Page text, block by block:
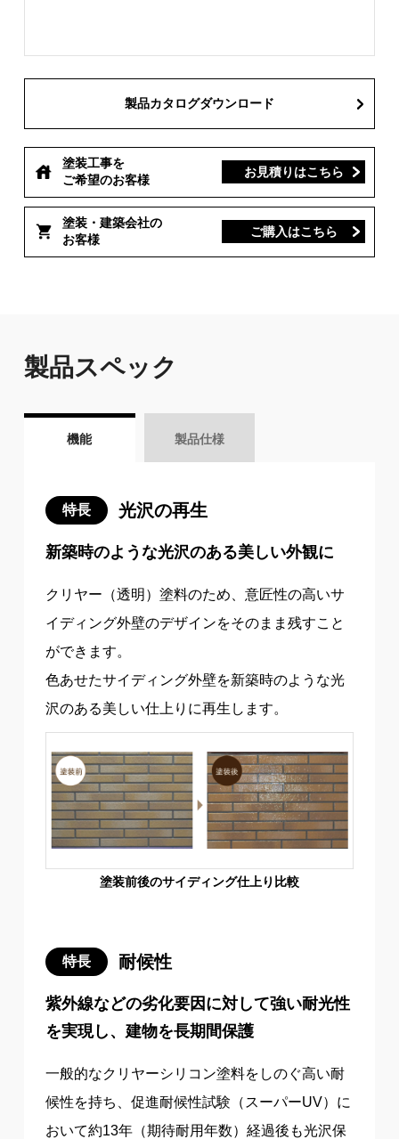
製品カタログダウンロード
塗装工事を
ご希望のお客様
お見積りはこちら
塗装・建築会社の
お客様
ご購入はこちら
製品スペック
機能 製品仕様
特長 光沢の再生
新築時のような光沢のある美しい外観に
クリヤー（透明）塗料のため、意匠性の高いサ
イディング外壁のデザインをそのまま残すこと
ができます。
色あせたサイディング外壁を新築時のような光
沢のある美しい仕上りに再生します。
塗装前後のサイディング仕上り比較
特長 耐候性
紫外線などの劣化要因に対して強い耐光性
を実現し、建物を長期間保護
一般的なクリヤーシリコン塗料をしのぐ高い耐
候性を持ち、促進耐候性試験（スーパーUV）に
おいて約13年（期待耐用年数）経過後も光沢保